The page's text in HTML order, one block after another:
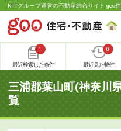
NTTグループ運営の不動産総合サイト goo
1
最近検索した条件
0
最近見た物件
三浦郡葉山町(神奈川
覧